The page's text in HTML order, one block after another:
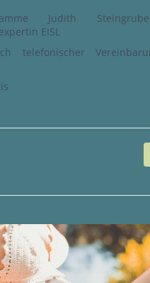
Judith
EISL
telefonischer